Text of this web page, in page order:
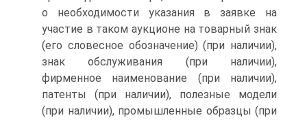
о необходимости указания в заявке на
участие в таком аукционе на товарный знак
(его словесное обозначение) (при наличии),
знак обслуживания (при наличии),
фирменное наименование (при наличии),
патенты (при наличии), полезные модели
(при наличии), промышленные образцы (при